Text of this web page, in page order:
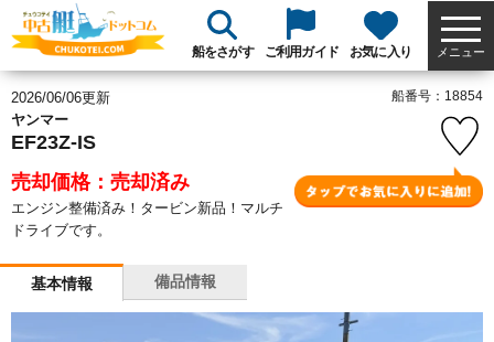
船をさがす ご利用ガイド お気に入り メニュー
2026/06/06更新
ヤンマー
EF23Z-IS
売却価格：売却済み
エンジン整備済み！タービン新品！マルチ
ドライブです。
船番号：18854
基本情報 備品情報